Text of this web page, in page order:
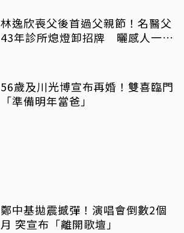
林逸欣喪父後首過父親節！名醫父
43年診所熄燈卸招牌 曬感人一
56歲及川光博宣布再婚！雙喜臨門
「準備明年當爸」
鄭中基拋震撼彈！演唱會倒數2個
月 突宣布「離開歌壇」